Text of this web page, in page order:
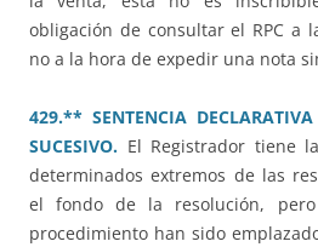
obligación de consultar el RPC a
no a la hora de expedir una nota
429.** SENTENCIA
SUCESIVO. El Registrador tiene
determinados extremos de las
el fondo de la resolución,
procedimiento han sido